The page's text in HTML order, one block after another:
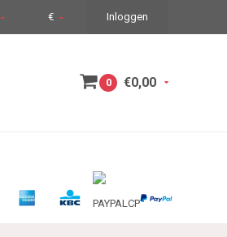
€ Inloggen
0 €0,00